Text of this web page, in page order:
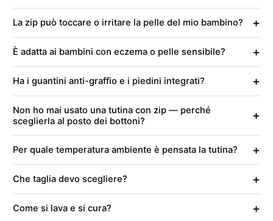
La zip può toccare o irritare la pelle del mio bambino? +
È adatta ai bambini con eczema o pelle sensibile? +
Ha i guantini anti-graffio e i piedini integrati? +
Non ho mai usato una tutina con zip — perché
sceglierla al posto dei bottoni?
+
Per quale temperatura ambiente è pensata la tutina? +
Che taglia devo scegliere? +
Come si lava e si cura? +